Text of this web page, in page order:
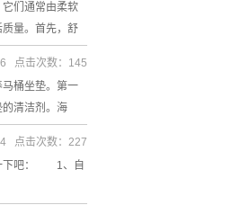
们通常由柔软
量。首先，舒
桶坐垫。第一
清洁剂。海
点击次数：145
一下吧： 1、自
点击次数：227